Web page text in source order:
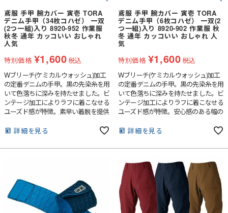
鳶服 手甲 腕カバー 寅壱 TORA
デニム手甲（34枚コハゼ） 一双
(2つ一組)入り 8920-952 作業服
秋冬 通年 カッコいい おしゃれ
人気
特別価格 ¥1,600税込
Wブリーチ(ケミカルウォッシュ)加工
の定番デニムの手甲。黒の先染糸を用
いて色落ちに深みを持たせました。ビ
ンテージ加工によりラフに着こなせる
ユーズド感が特徴。素早い着脱を提供
詳細を見る
鳶服 手甲 腕カバー 寅壱 TORA
デニム手甲（6枚コハゼ） 一双(2
つ一組)入り 8920-902 作業服 秋
冬 通年 カッコいい おしゃれ 人
気
特別価格 ¥1,600税込
Wブリーチ(ケミカルウォッシュ)加工
の定番デニムの手甲。黒の先染糸を用
いて色落ちに深みを持たせました。ビ
ンテージ加工によりラフに着こなせる
ユーズド感が特徴。安心感のある幅の
詳細を見る